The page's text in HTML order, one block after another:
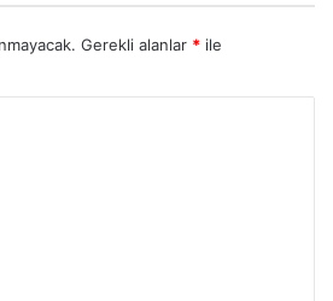
Gerekli alanlar * ile